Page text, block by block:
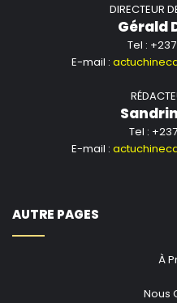
DIRECTEUR
Gérald
Tel :
E-mail :
Tel :
E-mail :
AUTRE PAGES
À
Nous